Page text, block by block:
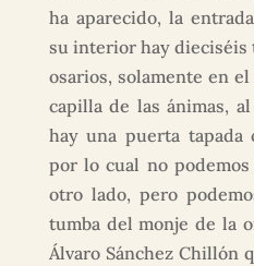
ha aparecido, la
su interior hay dieciséis
osarios, solamente en
capilla de las ánimas,
hay una puerta
por lo cual no
otro lado, pero
tumba del monje de la
Álvaro Sánchez Chillón